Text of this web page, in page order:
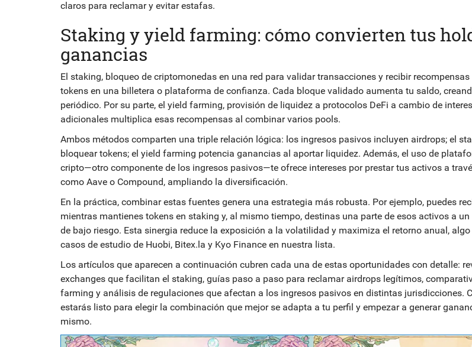
claros para reclamar y evitar estafas.
Staking y yield farming: cómo convierten tus
ganancias
El staking, bloqueo de criptomonedas en una red para validar transacciones y recibir recompensas
tokens en una billetera o plataforma de confianza. Cada bloque validado aumenta tu saldo,
periódico. Por su parte, el yield farming, provisión de liquidez a protocolos DeFi a cambio de
adicionales multiplica esas recompensas al combinar varios pools.
Ambos métodos comparten una triple relación lógica: los ingresos pasivos incluyen airdrops; el
bloquear tokens; el yield farming potencia ganancias al aportar liquidez. Además, el uso de
cripto—otro componente de los ingresos pasivos—te ofrece intereses por prestar tus activos a
como Aave o Compound, ampliando la diversificación.
En la práctica, combinar estas fuentes genera una estrategia más robusta. Por ejemplo, puedes
mientras mantienes tokens en staking y, al mismo tiempo, destinas una parte de esos activos a
de bajo riesgo. Esta sinergia reduce la exposición a la volatilidad y maximiza el retorno anual,
casos de estudio de Huobi, Bitex.la y Kyo Finance en nuestra lista.
Los artículos que aparecen a continuación cubren cada una de estas oportunidades con detalle:
exchanges que facilitan el staking, guías paso a paso para reclamar airdrops legítimos,
farming y análisis de regulaciones que afectan a los ingresos pasivos en distintas jurisdicciones.
estarás listo para elegir la combinación que mejor se adapta a tu perfil y empezar a generar
mismo.